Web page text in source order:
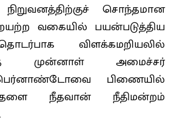
சொந்தமான
வகையில் பயன்படுத்திய
விளக்கமறியலில்
முன்னாள் அமைச்சர்
பிணையில்
நீதவான் நீதிமன்றம்